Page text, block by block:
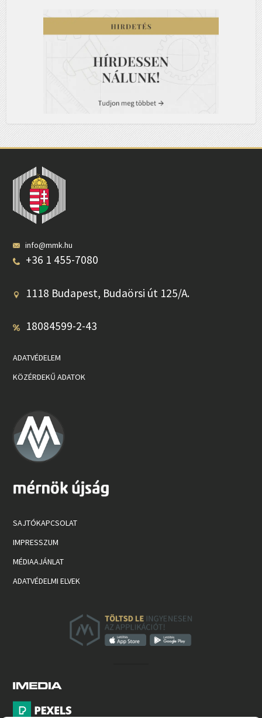
info@mmk.hu
+36 1 455-7080
1118 Budapest, Budaörsi út 125/A.
18084599-2-43
ADATVÉDELEM
KÖZÉRDEKŰ ADATOK
SAJTÓKAPCSOLAT
IMPRESSZUM
MÉDIAAJÁNLAT
ADATVÉDELMI ELVEK